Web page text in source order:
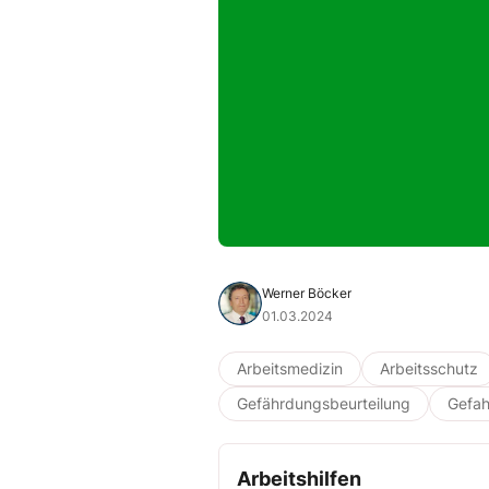
Werner Böcker
01.03.2024
Arbeitsmedizin Arbeitsschutz
Gefährdungsbeurteilung
Arbeitshilfen